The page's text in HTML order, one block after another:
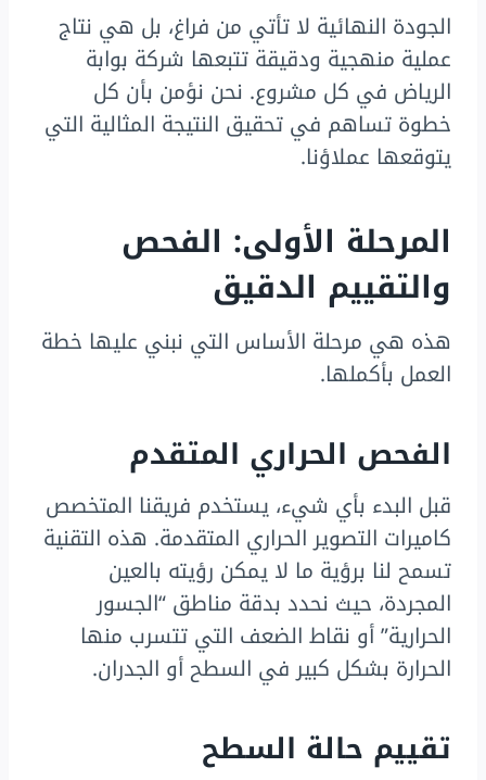
الجودة النهائية لا تأتي من فراغ، بل هي نتاج
عملية منهجية ودقيقة تتبعها شركة بوابة
الرياض في كل مشروع. نحن نؤمن بأن كل
خطوة تساهم في تحقيق النتيجة المثالية التي
يتوقعها عملاؤنا.
المرحلة الأولى: الفحص
والتقييم الدقيق
هذه هي مرحلة الأساس التي نبني عليها خطة
العمل بأكملها.
الفحص الحراري المتقدم
قبل البدء بأي شيء، يستخدم فريقنا المتخصص
كاميرات التصوير الحراري المتقدمة. هذه التقنية
تسمح لنا برؤية ما لا يمكن رؤيته بالعين
المجردة، حيث نحدد بدقة مناطق “الجسور
الحرارية” أو نقاط الضعف التي تتسرب منها
الحرارة بشكل كبير في السطح أو الجدران.
تقييم حالة السطح